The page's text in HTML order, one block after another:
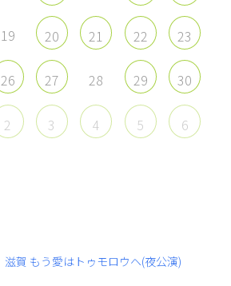
19 20 21 22 23
26 27 28 29 30
2 3 4 5 6
滋賀 もう愛はトゥモロウヘ(夜公演)